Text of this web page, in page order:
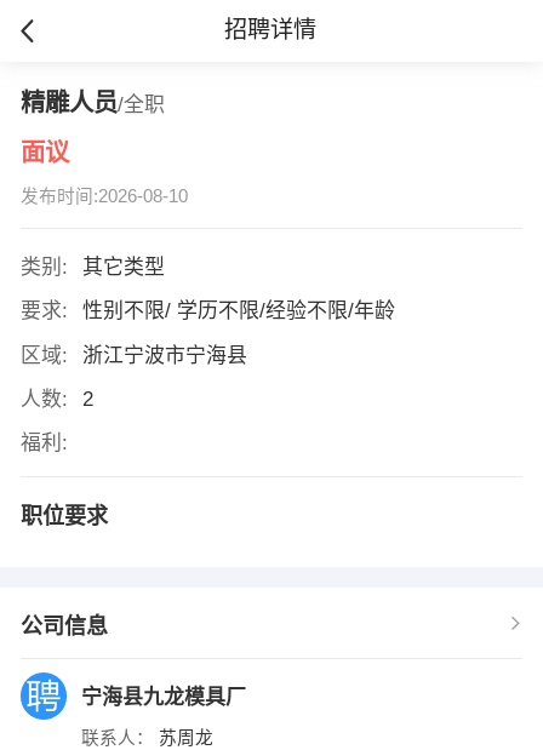
招聘详情
精雕人员/全职
面议
发布时间:2026-08-10
类别:
其它类型
要求:
性别不限/ 学历不限/经验不限/年龄
区域:
浙江宁波市宁海县
人数:
2
福利:
职位要求
公司信息
宁海县九龙模具厂
联系人： 苏周龙